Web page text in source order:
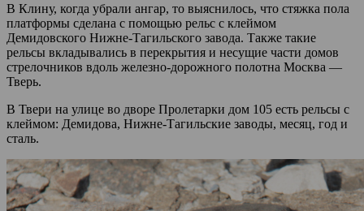
В Клину, когда убрали ангар, то выяснилось, что стяжка пола
платформы сделана с помощью рельс с клеймом
Демидовского Нижне-Тагильского завода. Также такие
рельсы вкладывались в перекрытия и несущие части домов
стрелочников вдоль железно-дорожного полотна Москва —
Тверь.
В Твери на улице во дворе Пролетарки дом 105 есть рельсы с
клеймом: Демидова, Нижне-Тагильские заводы, месяц, год и
сталь.